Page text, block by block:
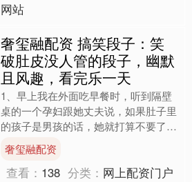
网站
奢玺融配资 搞笑段子：笑
破肚皮没人管的段子，幽默
且风趣，看完乐一天
1、早上我在外面吃早餐时，听到隔壁
桌的一个孕妇跟她丈夫说，如果肚子里
的孩子是男孩的话，她就打算不要了。
她丈夫听后很急，马上问她：为什么？
孕妇一边摇头，一边说：....
奢玺融配资
查看： 138 分类： 网上配资门户